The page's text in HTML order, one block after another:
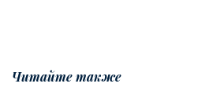
Читайте также